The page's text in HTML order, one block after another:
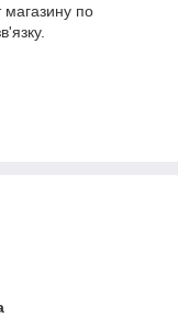
магазину по